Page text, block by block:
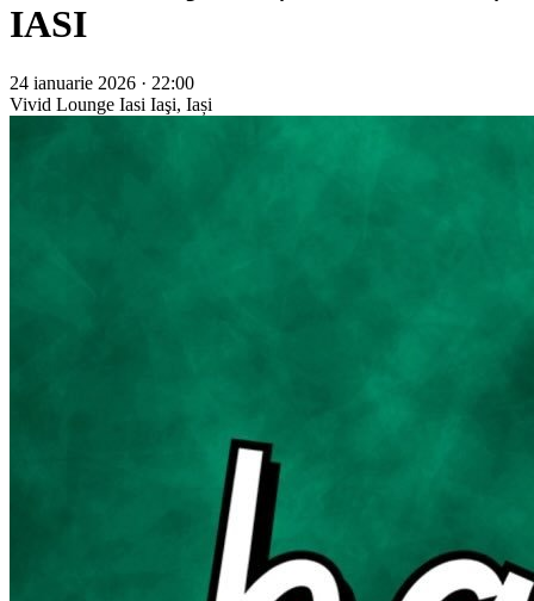
IASI
24 ianuarie 2026 · 22:00
Vivid Lounge Iasi Iaşi, Iași